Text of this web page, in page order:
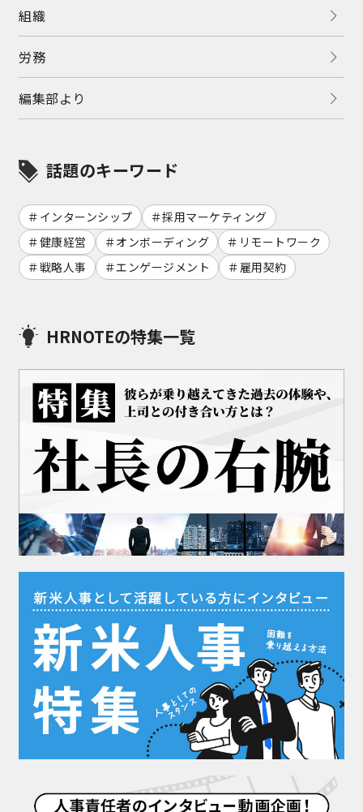
組織
労務
編集部より
話題のキーワード
インターンシップ
採用マーケティング
健康経営
オンボーディング
リモートワーク
戦略人事
エンゲージメント 雇用契約
HRNOTEの特集一覧